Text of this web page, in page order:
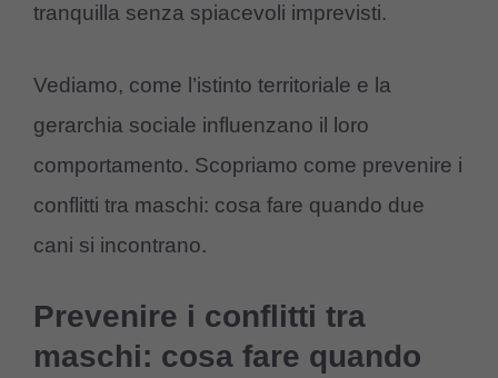
tranquilla senza spiacevoli imprevisti.
Vediamo, come l’istinto territoriale e la
gerarchia sociale influenzano il loro
comportamento. Scopriamo come prevenire i
conflitti tra maschi: cosa fare quando due
cani si incontrano.
Prevenire i conflitti tra
maschi: cosa fare quando